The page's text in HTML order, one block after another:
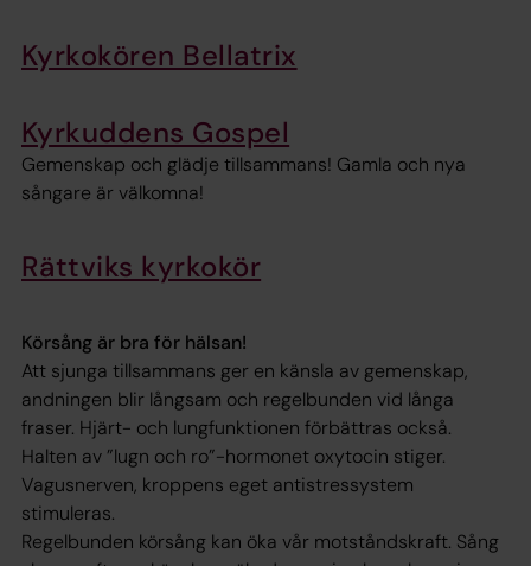
Kyrkokören Bellatrix
Kyrkuddens Gospel
Gemenskap och glädje tillsammans! Gamla och nya
sångare är välkomna!
Rättviks kyrkokör
Körsång är bra för hälsan!
Att sjunga tillsammans ger en känsla av gemenskap,
andningen blir långsam och regelbunden vid långa
fraser. Hjärt- och lungfunktionen förbättras också.
Halten av ”lugn och ro”-hormonet oxytocin stiger.
Vagusnerven, kroppens eget antistressystem
stimuleras.
Regelbunden körsång kan öka vår motståndskraft. Sång